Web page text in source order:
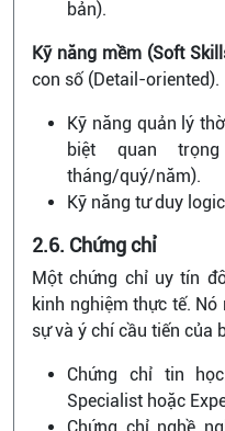
bản).
Kỹ năng mềm (Soft
con số (Detail-oriented).
Kỹ năng quản lý
biệt quan
tháng/quý/năm).
Kỹ năng tư duy
2.6. Chứng chỉ
Một chứng chỉ uy tín
kinh nghiệm thực tế.
sự và ý chí cầu tiến của
Chứng chỉ tin
Specialist hoặc